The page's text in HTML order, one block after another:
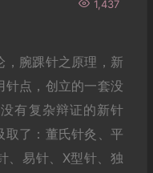
1,437
，腕踝针之原理，新
针点，创立的一套没
有复杂辩证的新针
取了：董氏针灸、平
、易针、X型针、独